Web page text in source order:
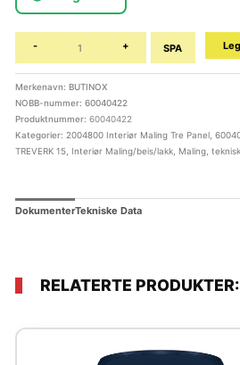
- + SPA
Merkenavn: BUTINOX
NOBB-nummer: 60040422
Produktnummer: 60040422
Kategorier: 2004800 Interiør Maling Tre Panel,
TREVERK 15, Interiør Maling/beis/lakk, Maling,
DokumenterTekniske Data
RELATERTE PRODUKTER: